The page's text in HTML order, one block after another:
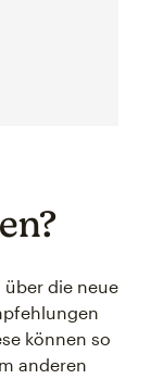
über die neue
können so
anderen